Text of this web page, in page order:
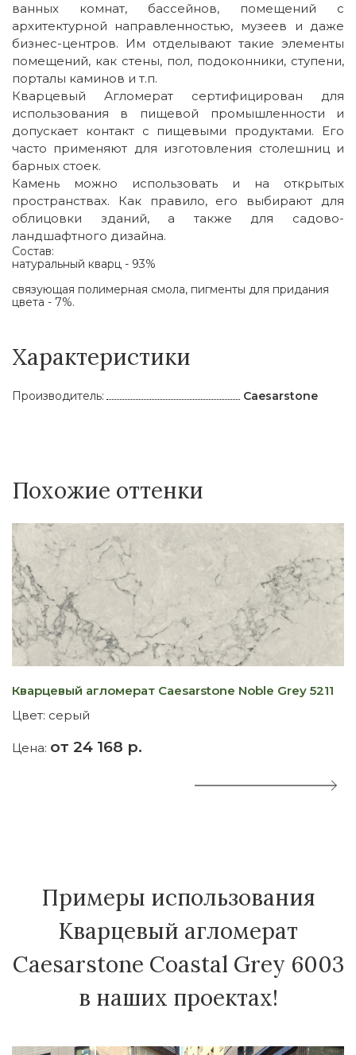
ванных комнат, бассейнов, помещений с
архитектурной направленностью, музеев и даже
бизнес-центров. Им отделывают такие элементы
помещений, как стены, пол, подоконники, ступени,
порталы каминов и т.п.
Кварцевый Агломерат сертифицирован для
использования в пищевой промышленности и
допускает контакт с пищевыми продуктами. Его
часто применяют для изготовления столешниц и
барных стоек.
Камень можно использовать и на открытых
пространствах. Как правило, его выбирают для
облицовки зданий, а также для садово-
ландшафтного дизайна.
Состав:
натуральный кварц - 93%
связующая полимерная смола, пигменты для придания
цвета - 7%.
Характеристики
Производитель: Caesarstone
Похожие оттенки
Кварцевый агломерат Caesarstone Noble Grey 5211
Цвет: серый
Цена: от 24 168 р.
Примеры использования
Кварцевый агломерат
Caesarstone Coastal Grey 6003
в наших проектах!